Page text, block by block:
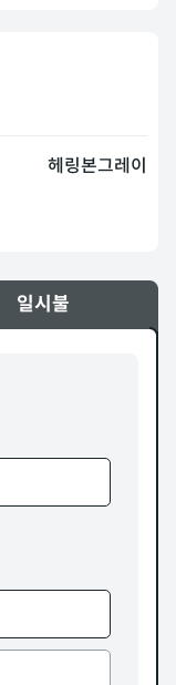
헤링본그레이
일시불